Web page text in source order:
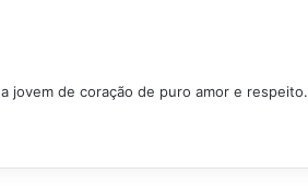
jovem de coração de puro amor e respeito.